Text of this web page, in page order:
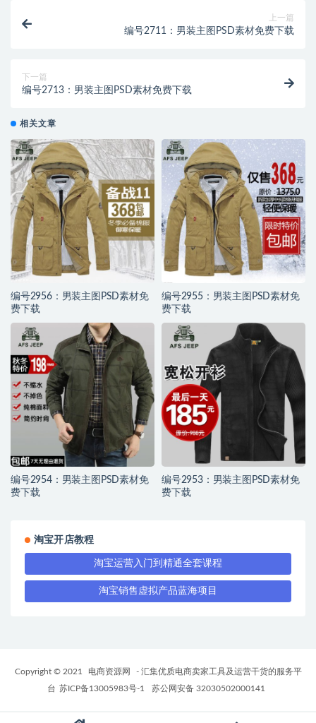
上一篇
编号2711：男装主图PSD素材免费下载
下一篇
编号2713：男装主图PSD素材免费下载
相关文章
编号2956：男装主图PSD素材免
费下载
编号2955：男装主图PSD素材免
费下载
编号2954：男装主图PSD素材免
费下载
编号2953：男装主图PSD素材免
费下载
淘宝开店教程
淘宝运营入门到精通全套课程
淘宝销售虚拟产品蓝海项目
Copyright © 2021 电商资源网
- 汇集优质电商卖家工具及运营干货的服务平
台 苏ICP备13005983号-1 苏公网安备 32030502000141